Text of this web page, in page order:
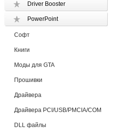
Driver Booster
PowerPoint
Софт
Книги
Моды для GTA
Прошивки
Драйвера
Драйвера PCI/USB/PMCIA/COM
DLL файлы